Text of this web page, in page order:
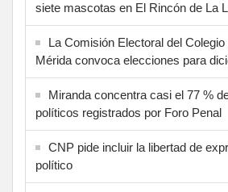
siete mascotas en El Rincón de La
La Comisión Electoral del
Mérida convoca elecciones para
Miranda concentra casi el 77 %
políticos registrados por Foro Penal
CNP pide incluir la libertad de
político